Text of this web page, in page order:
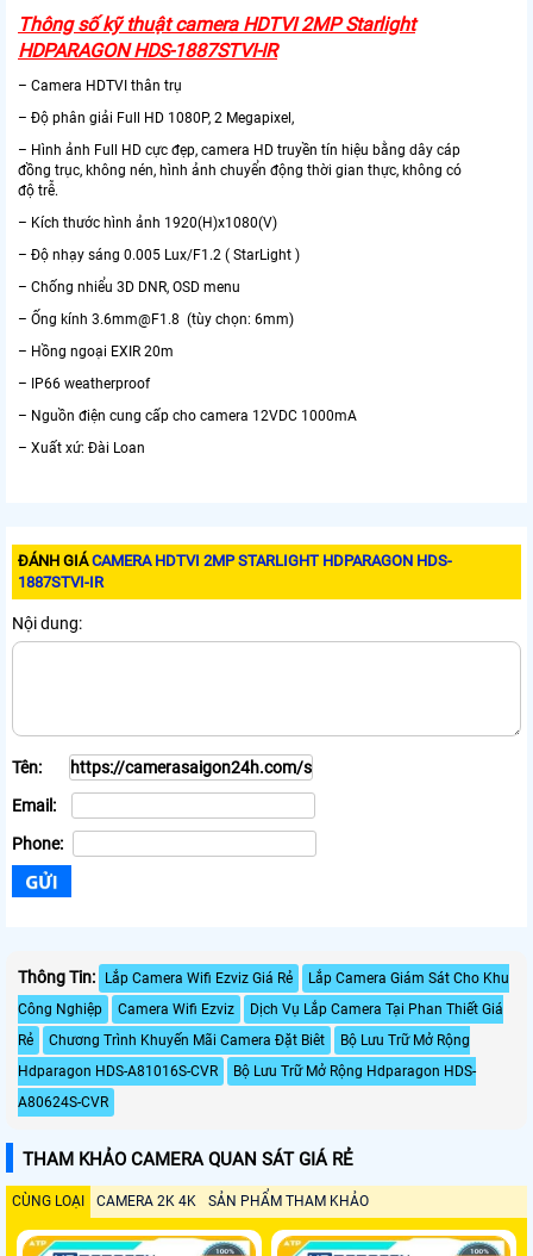
Thông số kỹ thuật camera HDTVI 2MP Starlight
HDPARAGON HDS-1887STVI-IR
– Camera HDTVI thân trụ
– Độ phân giải Full HD 1080P, 2 Megapixel,
– Hình ảnh Full HD cực đẹp, camera HD truyền tín hiệu bằng dây cáp
đồng trục, không nén, hình ảnh chuyển động thời gian thực, không có
độ trễ.
– Kích thước hình ảnh 1920(H)x1080(V)
– Độ nhạy sáng 0.005 Lux/F1.2 ( StarLight )
– Chống nhiểu 3D DNR, OSD menu
– Ống kính 3.6mm@F1.8 (tùy chọn: 6mm)
– Hồng ngoại EXIR 20m
– IP66 weatherproof
– Nguồn điện cung cấp cho camera 12VDC 1000mA
– Xuất xứ: Đài Loan
ĐÁNH GIÁCAMERA HDTVI 2MP STARLIGHT HDPARAGON HDS-
1887STVI-IR
Nội dung:
Tên:
Email:
Phone:
Thông Tin: Lắp Camera Wifi Ezviz Giá Rẻ
Lắp Camera Giám Sát Cho Khu
Công Nghiệp
Camera Wifi Ezviz
Dịch Vụ Lắp Camera Tại Phan Thiết Giá
Rẻ
Chương Trình Khuyến Mãi Camera Đặt Biêt
Bộ Lưu Trữ Mở Rộng
Hdparagon HDS-A81016S-CVR
Bộ Lưu Trữ Mở Rộng Hdparagon HDS-
A80624S-CVR
THAM KHẢO CAMERA QUAN SÁT GIÁ RẺ
CÙNG LOẠI CAMERA 2K 4K SẢN PHẨM THAM KHẢO